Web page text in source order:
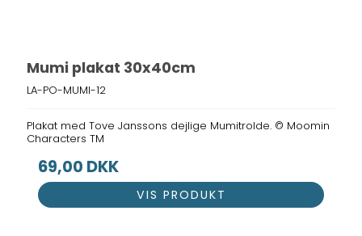
Mumi plakat 30x40cm
LA-PO-MUMI-12
Plakat med Tove Janssons dejlige Mumitrolde. © Moomin
Characters TM
69,00 DKK
VIS PRODUKT